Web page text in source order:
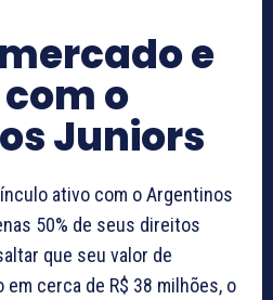
e
o
Juniors
ativo com o Argentinos
50% de seus direitos
que seu valor de
cerca de R$ 38 milhões, o